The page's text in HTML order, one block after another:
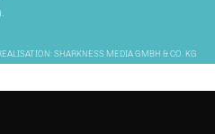
SHARKNESS MEDIA GMBH & CO. KG